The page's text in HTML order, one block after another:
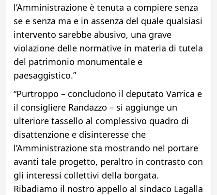
l’Amministrazione è tenuta a compiere senza
se e senza ma e in assenza del quale qualsiasi
intervento sarebbe abusivo, una grave
violazione delle normative in materia di tutela
del patrimonio monumentale e
paesaggistico.”
“Purtroppo – concludono il deputato Varrica e
il consigliere Randazzo – si aggiunge un
ulteriore tassello al complessivo quadro di
disattenzione e disinteresse che
l’Amministrazione sta mostrando nel portare
avanti tale progetto, peraltro in contrasto con
gli interessi collettivi della borgata.
Ribadiamo il nostro appello al sindaco Lagalla